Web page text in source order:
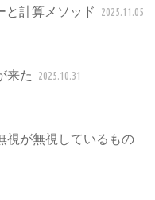
と計算メソッド
2025.11.05
来た 2025.10.31
視が無視しているもの